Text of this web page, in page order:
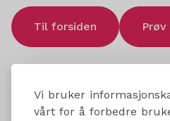
Vi bruker
vårt for å forbedre
Til forsiden Prøv